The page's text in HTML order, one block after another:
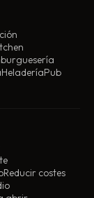
HeladeríaPub
Reducir costes